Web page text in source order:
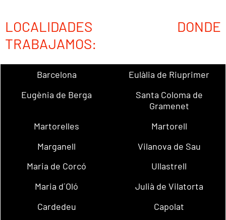
LOCALIDADES DONDE
TRABAJAMOS:
Barcelona
Eulàlia de Riuprimer
Eugènia de Berga
Santa Coloma de
Gramenet
Martorelles
Martorell
Marganell
Vilanova de Sau
Maria de Corcó
Ullastrell
Maria d´Oló
Julià de Vilatorta
Cardedeu
Capolat